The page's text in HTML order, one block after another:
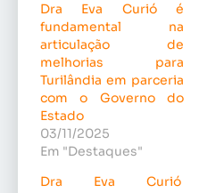
Dra Eva Curió é
fundamental na
articulação de
melhorias para
Turilândia em parceria
com o Governo do
Estado
03/11/2025
Em "Destaques"
Dra Eva Curió